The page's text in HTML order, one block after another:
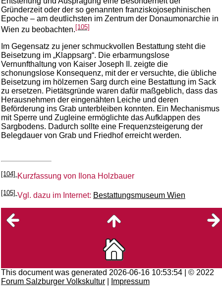
Gründerzeit oder der so genannten franziskojosephinischen
Epoche – am deutlichsten im Zentrum der Donaumonarchie in
Wien zu beobachten. [105]
Im Gegensatz zu jener schmuckvollen Bestattung steht die
Beisetzung im „Klappsarg“. Die erbarmungslose
Vernunfthaltung von Kaiser Joseph II. zeigte die
schonungslose Konsequenz, mit der er versuchte, die übliche
Beisetzung im hölzernen Sarg durch eine Bestattung im Sack
zu ersetzen. Pietätsgründe waren dafür maßgeblich, dass das
Herausnehmen der eingenähten Leiche und deren
Beförderung ins Grab unterbleiben konnten. Ein Mechanismus
mit Sperre und Zugleine ermöglichte das Aufklappen des
Sargbodens. Dadurch sollte eine Frequenzsteigerung der
Belegdauer von Grab und Friedhof erreicht werden.
[104] Kurzfassung von Ilona Holzbauer
[105] Vgl. dazu im Internet: Bestattungsmuseum Wien
This document was generated 2026-06-16 10:53:54 | © 2022
Forum Salzburger Volkskultur
Impressum